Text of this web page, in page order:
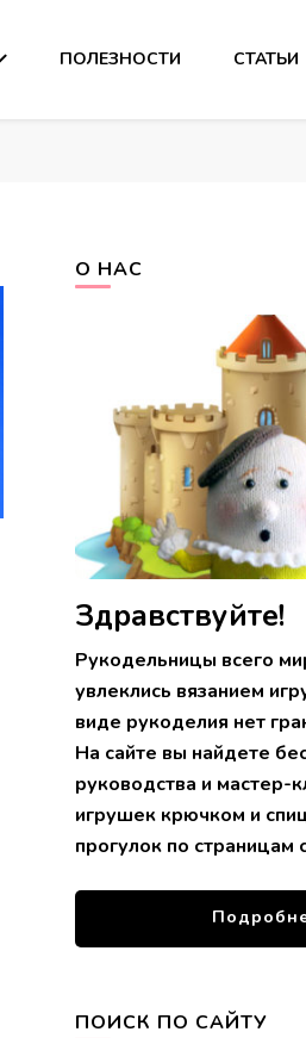
ПОЛЕЗНОСТИ СТАТЬИ
О НАС
Здравствуйте!
Рукодельницы всего
увлеклись вязанием
виде рукоделия нет
На сайте вы найдете
руководства и мастер-
игрушек крючком и
прогулок по страницам
ПОИСК ПО САЙТУ